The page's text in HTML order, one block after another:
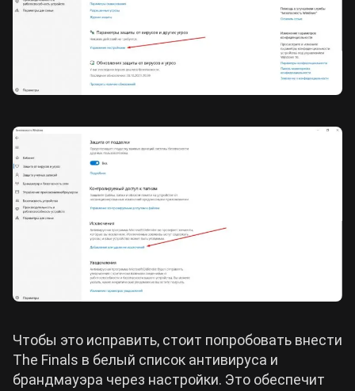
Чтобы это исправить, стоит попробовать внести
The Finals в белый список антивируса и
брандмауэра через настройки. Это обеспечит